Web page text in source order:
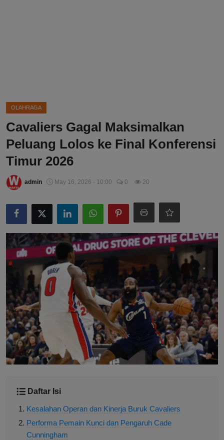
OLAHRAGA
Cavaliers Gagal Maksimalkan
Peluang Lolos ke Final Konferensi
Timur 2026
admin May 16, 2026 - 10:00 0 20
Daftar Isi
Kesalahan Operan dan Kinerja Buruk Cavaliers
Performa Pemain Kunci dan Pengaruh Cade
Cunningham